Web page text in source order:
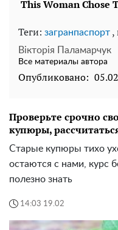
Теги: загранпаспорт ,
Вікторія Паламарчук
Все материалы автора
Опубликовано:
Проверьте срочно
купюры,
Старые купюры тихо
остаются с нами, курс
полезно знать
14:03 19.02